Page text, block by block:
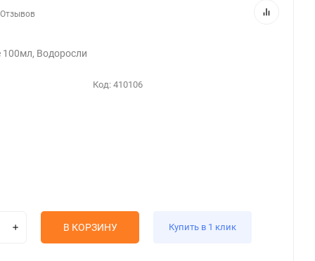
100мл, Водоросли
Код:410106
В КОРЗИНУ Купить в 1 клик